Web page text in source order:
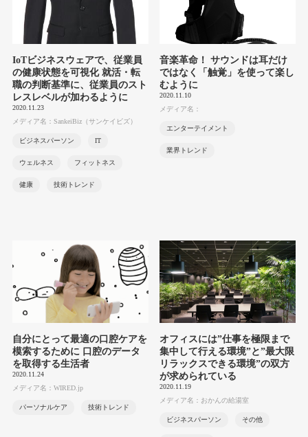
IoTビジネスウェアで、従業員
の健康状態を可視化 就活・転
職の判断基準に、従業員のスト
レスレベルが加わるように
2020.11.23
メディア名：SankeiBiz（サンケイビズ）
ビジネスパーソン IT
ウェルネス フィットネス
健康 技術トレンド
音楽革命！ サウンドは耳だけ
ではなく「触覚」を使って楽し
むように
2020.11.10
メディア名：
エンターテイメント
業界トレンド
自分にとって最適の口腔ケアを
模索するために 口腔のデータ
を取得する生活者
2020.11.24
メディア名：WIRED.jp
パーソナルケア 技術トレンド
オフィスには”仕事を極限まで
集中して行える環境”と”最大限
リラックスできる環境”の双方
が求められている
2020.11.19
メディア名：おかんの給湯室
ビジネスパーソン その他